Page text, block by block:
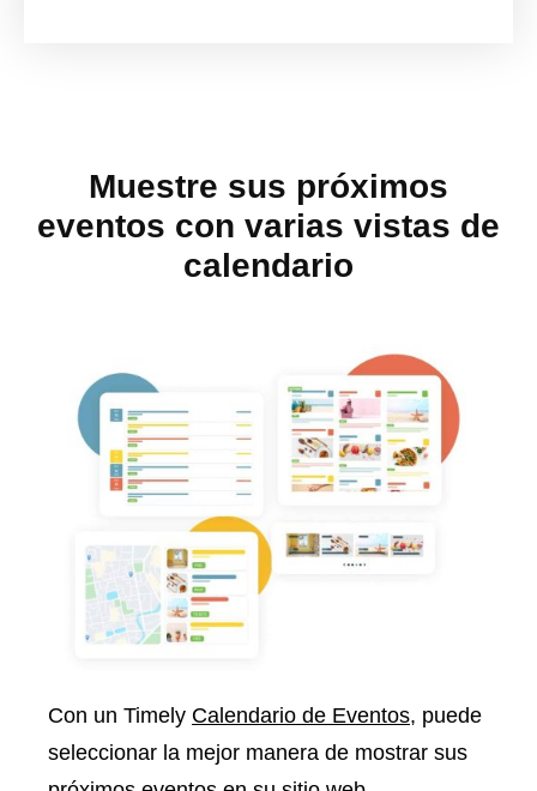
Muestre sus próximos
eventos con varias vistas de
calendario
Con un Timely Calendario de Eventos, puede
seleccionar la mejor manera de mostrar sus